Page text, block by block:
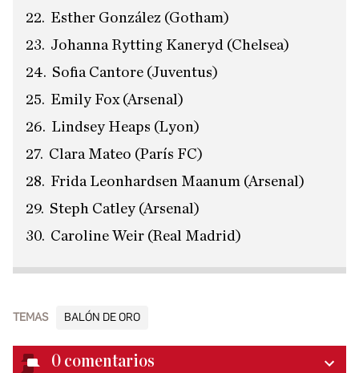
Esther González (Gotham)
Johanna Rytting Kaneryd (Chelsea)
Sofia Cantore (Juventus)
Emily Fox (Arsenal)
Lindsey Heaps (Lyon)
Clara Mateo (París FC)
Frida Leonhardsen Maanum (Arsenal)
Steph Catley (Arsenal)
Caroline Weir (Real Madrid)
TEMAS BALÓN DE ORO
0 comentarios